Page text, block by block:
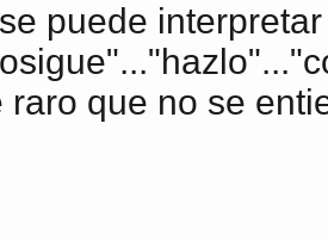
puede
raro que no se